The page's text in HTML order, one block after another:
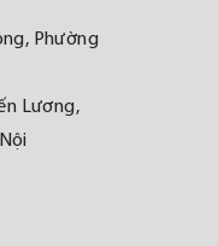
Phường
Lương,